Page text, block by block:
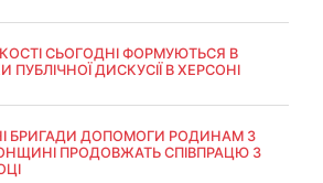
СЬОГОДНІ ФОРМУЮТЬСЯ В
ПУБЛІЧНОЇ ДИСКУСІЇ В ХЕРСОНІ
БРИГАДИ ДОПОМОГИ РОДИНАМ З
ПРОДОВЖАТЬ СПІВПРАЦЮ З